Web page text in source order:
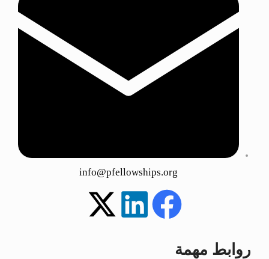
info@pfellowships.org
روابط مهمة